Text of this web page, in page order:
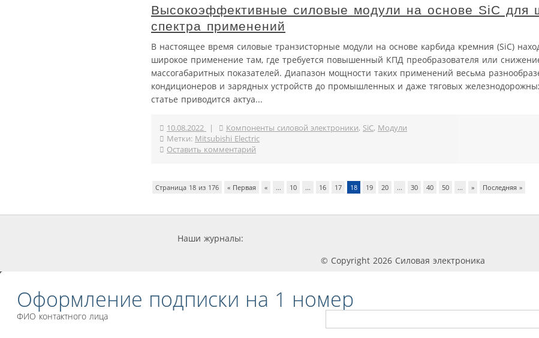
Высокоэффективные силовые модули на основе SiC для
спектра применений
В настоящее время силовые транзисторные модули на основе карбида кремния (SiC)
широкое применение там, где требуется повышенный КПД преобразователя или
массогабаритных показателей. Диапазон мощности таких применений весьма
кондиционеров и зарядных устройств до промышленных и даже тяговых
статье приводится актуа...
10.08.2022 | Компоненты силовой электроники, SiC, Модули
Метки: Mitsubishi Electric
Оставить комментарий
Страница 18 из 176 « Первая « ... 10 ... 16 17 18 19 20 ... 30 40 50 ... » Последняя »
Наши журналы:
© Copyright 2026 Силовая электроника
Оформление подписки на 1 номер
ФИО контактного лица